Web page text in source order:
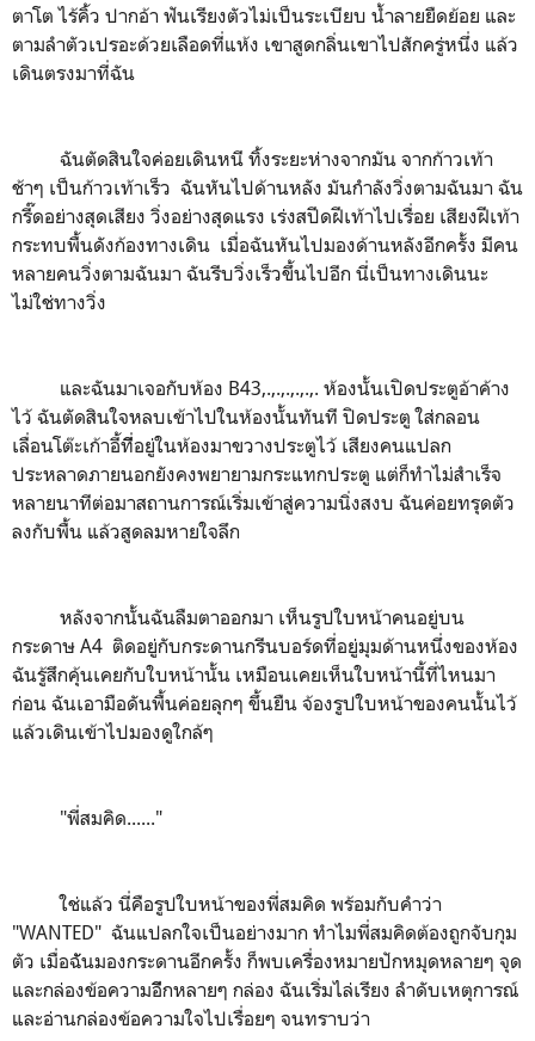
ตาโต ไร้คิ้ว ปากอ้า ฟันเรียงตัวไม่เป็นระเบียบ น้ำลายยืดย้อย และ
ตามลำตัวเปรอะด้วยเลือดที่แห้ง เขาสูดกลิ่นเขาไปสักครู่หนึ่ง แล้ว
เดินตรงมาที่ฉัน
ฉันตัดสินใจค่อยเดินหนี ทิ้งระยะห่างจากมัน จากก้าวเท้า
ช้าๆ เป็นก้าวเท้าเร็ว ฉันหันไปด้านหลัง มันกำลังวิ่งตามฉันมา ฉัน
กรี๊ดอย่างสุดเสียง วิ่งอย่างสุดแรง เร่งสปีดฝีเท้าไปเรื่อย เสียงฝีเท้า
กระทบพื้นดังก้องทางเดิน เมื่อฉันหันไปมองด้านหลังอีกครั้ง มีคน
หลายคนวิ่งตามฉันมา ฉันรีบวิ่งเร็วขึ้นไปอีก นี่เป็นทางเดินนะ
ไม่ใช่ทางวิ่ง
และฉันมาเจอกับห้อง B43,.,.,.,.,.,. ห้องนั้นเปิดประตูอ้าค้าง
ไว้ ฉันตัดสินใจหลบเข้าไปในห้องนั้นทันที ปิดประตู ใส่กลอน
เลื่อนโต๊ะเก้าอี้ทีี่อยู่ในห้องมาขวางประตูไว้ เสียงคนแปลก
ประหลาดภายนอกยังคงพยายามกระแทกประตู แต่ก็ทำไม่สำเร็จ
หลายนาทีต่อมาสถานการณ์เริ่มเข้าสู่ความนิ่งสงบ ฉันค่อยทรุดตัว
ลงกับพื้น แล้วสูดลมหายใจลึก
หลังจากนั้นฉันลืมตาออกมา เห็นรูปใบหน้าคนอยู่บน
กระดาษ A4 ติดอยู่กับกระดานกรีนบอร์ดที่อยู่มุมด้านหนึ่งของห้อง
ฉันรู้สึกคุ้นเคยกับใบหน้านั้น เหมือนเคยเห็นใบหน้านี้ที่ไหนมา
ก่อน ฉันเอามือดันพื้นค่อยลุกๆ ขึ้นยืน จ้องรูปใบหน้าของคนนั้นไว้
แล้วเดินเข้าไปมองดูใกล้ๆ
"พี่สมคิด......"
ใช่แล้ว นี่คือรูปใบหน้าของพี่สมคิด พร้อมกับคำว่า
"WANTED" ฉันแปลกใจเป็นอย่างมาก ทำไมพี่สมคิดต้องถูกจับกุม
ตัว เมื่อฉัันมองกระดานอีกครั้ง ก็พบเครื่องหมายปักหมุดหลายๆ จุด
และกล่องข้อความอีีกหลายๆ กล่อง ฉันเริ่มไล่เรียง ลำดับเหตุการณ์
และอ่านกล่องข้อความใจไปเรื่อยๆ จนทราบว่า